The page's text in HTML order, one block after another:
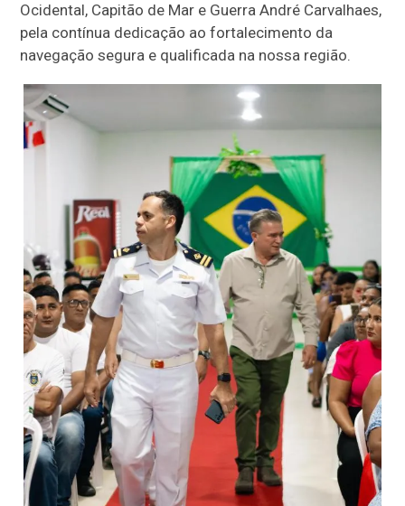
Ocidental, Capitão de Mar e Guerra André Carvalhaes,
pela contínua dedicação ao fortalecimento da
navegação segura e qualificada na nossa região.